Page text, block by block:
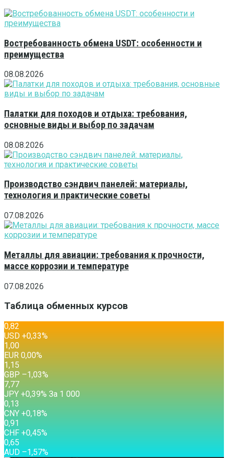
Востребованность обмена USDT: особенности и
преимущества
08.08.2026
Палатки для походов и отдыха: требования,
основные виды и выбор по задачам
08.08.2026
Производство сэндвич панелей: материалы,
технология и практические советы
07.08.2026
Металлы для авиации: требования к прочности,
массе коррозии и температуре
07.08.2026
Таблица обменных курсов
0,82
USD +0,33%
1,00
EUR 0,00%
1,15
GBP –1,03%
7,77
JPY +0,39% За 1 000
0,13
CNY +0,18%
0,91
CHF +0,45%
0,65
AUD –1,57%